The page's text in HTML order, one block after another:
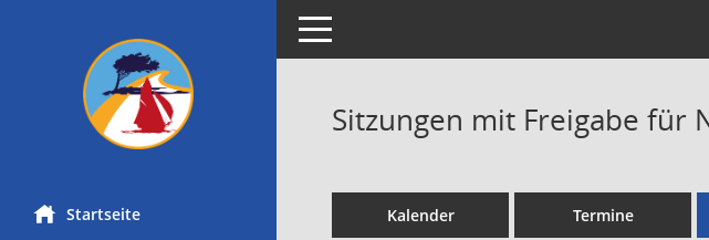
Startseite
Toggle navigation
Sitzungen mit Freigabe für
Kalender Termine